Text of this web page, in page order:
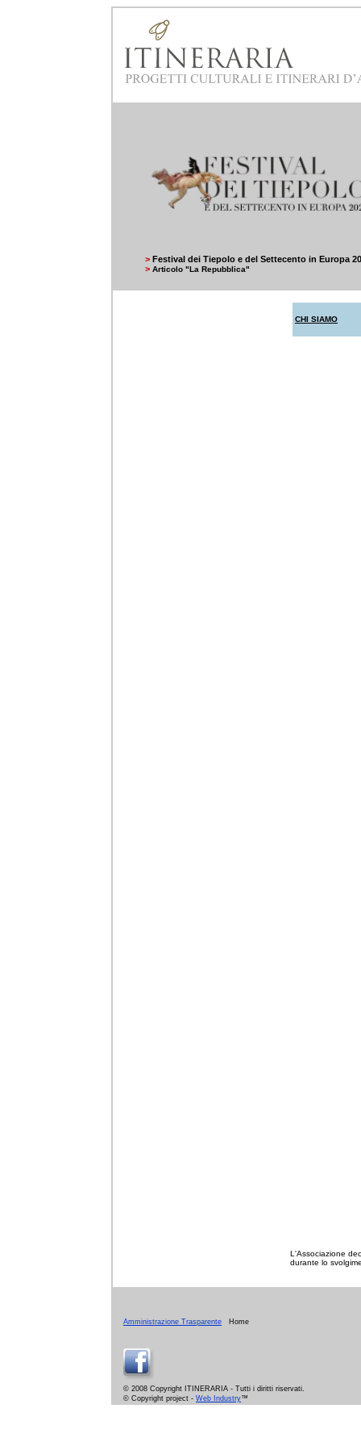
> Festival dei Tiepolo e del Settecento in Europa
> Articolo "La Repubblica"
CHI SIAMO
L'Associazione
durante lo
Amministrazione Trasparente Home
© 2008 Copyright ITINERARIA - Tutti i diritti riservati.
© Copyright project - Web Industry™